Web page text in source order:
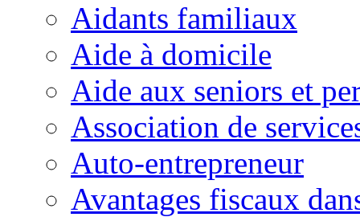
Aidants familiaux
Aide à domicile
Aide aux seniors et
Association de
Auto-entrepreneur
Avantages fiscaux